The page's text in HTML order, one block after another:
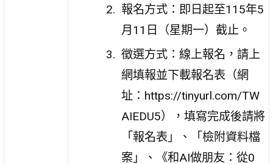
報名方式：即日起至115年5
月11日（星期一）截止。
徵選方式：線上報名，請上
網填報並下載報名表（網
址：https://tinyurl.com/TW
AIEDU5），填寫完成後請將
「報名表」、「檢附資料檔
案」、《和AI做朋友：從0